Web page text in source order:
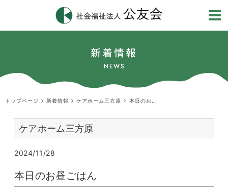
新着情報
NEWS
トップページ 新着情報 ケアホーム三方原
ケアホーム三方原
2024/11/28
本日のお昼ごはん